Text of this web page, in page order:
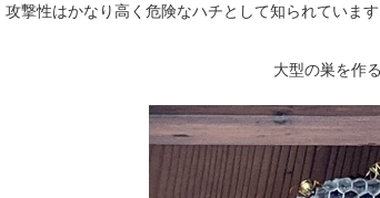
攻撃性はかなり高く危険なハチとして知られています
大型の巣を作